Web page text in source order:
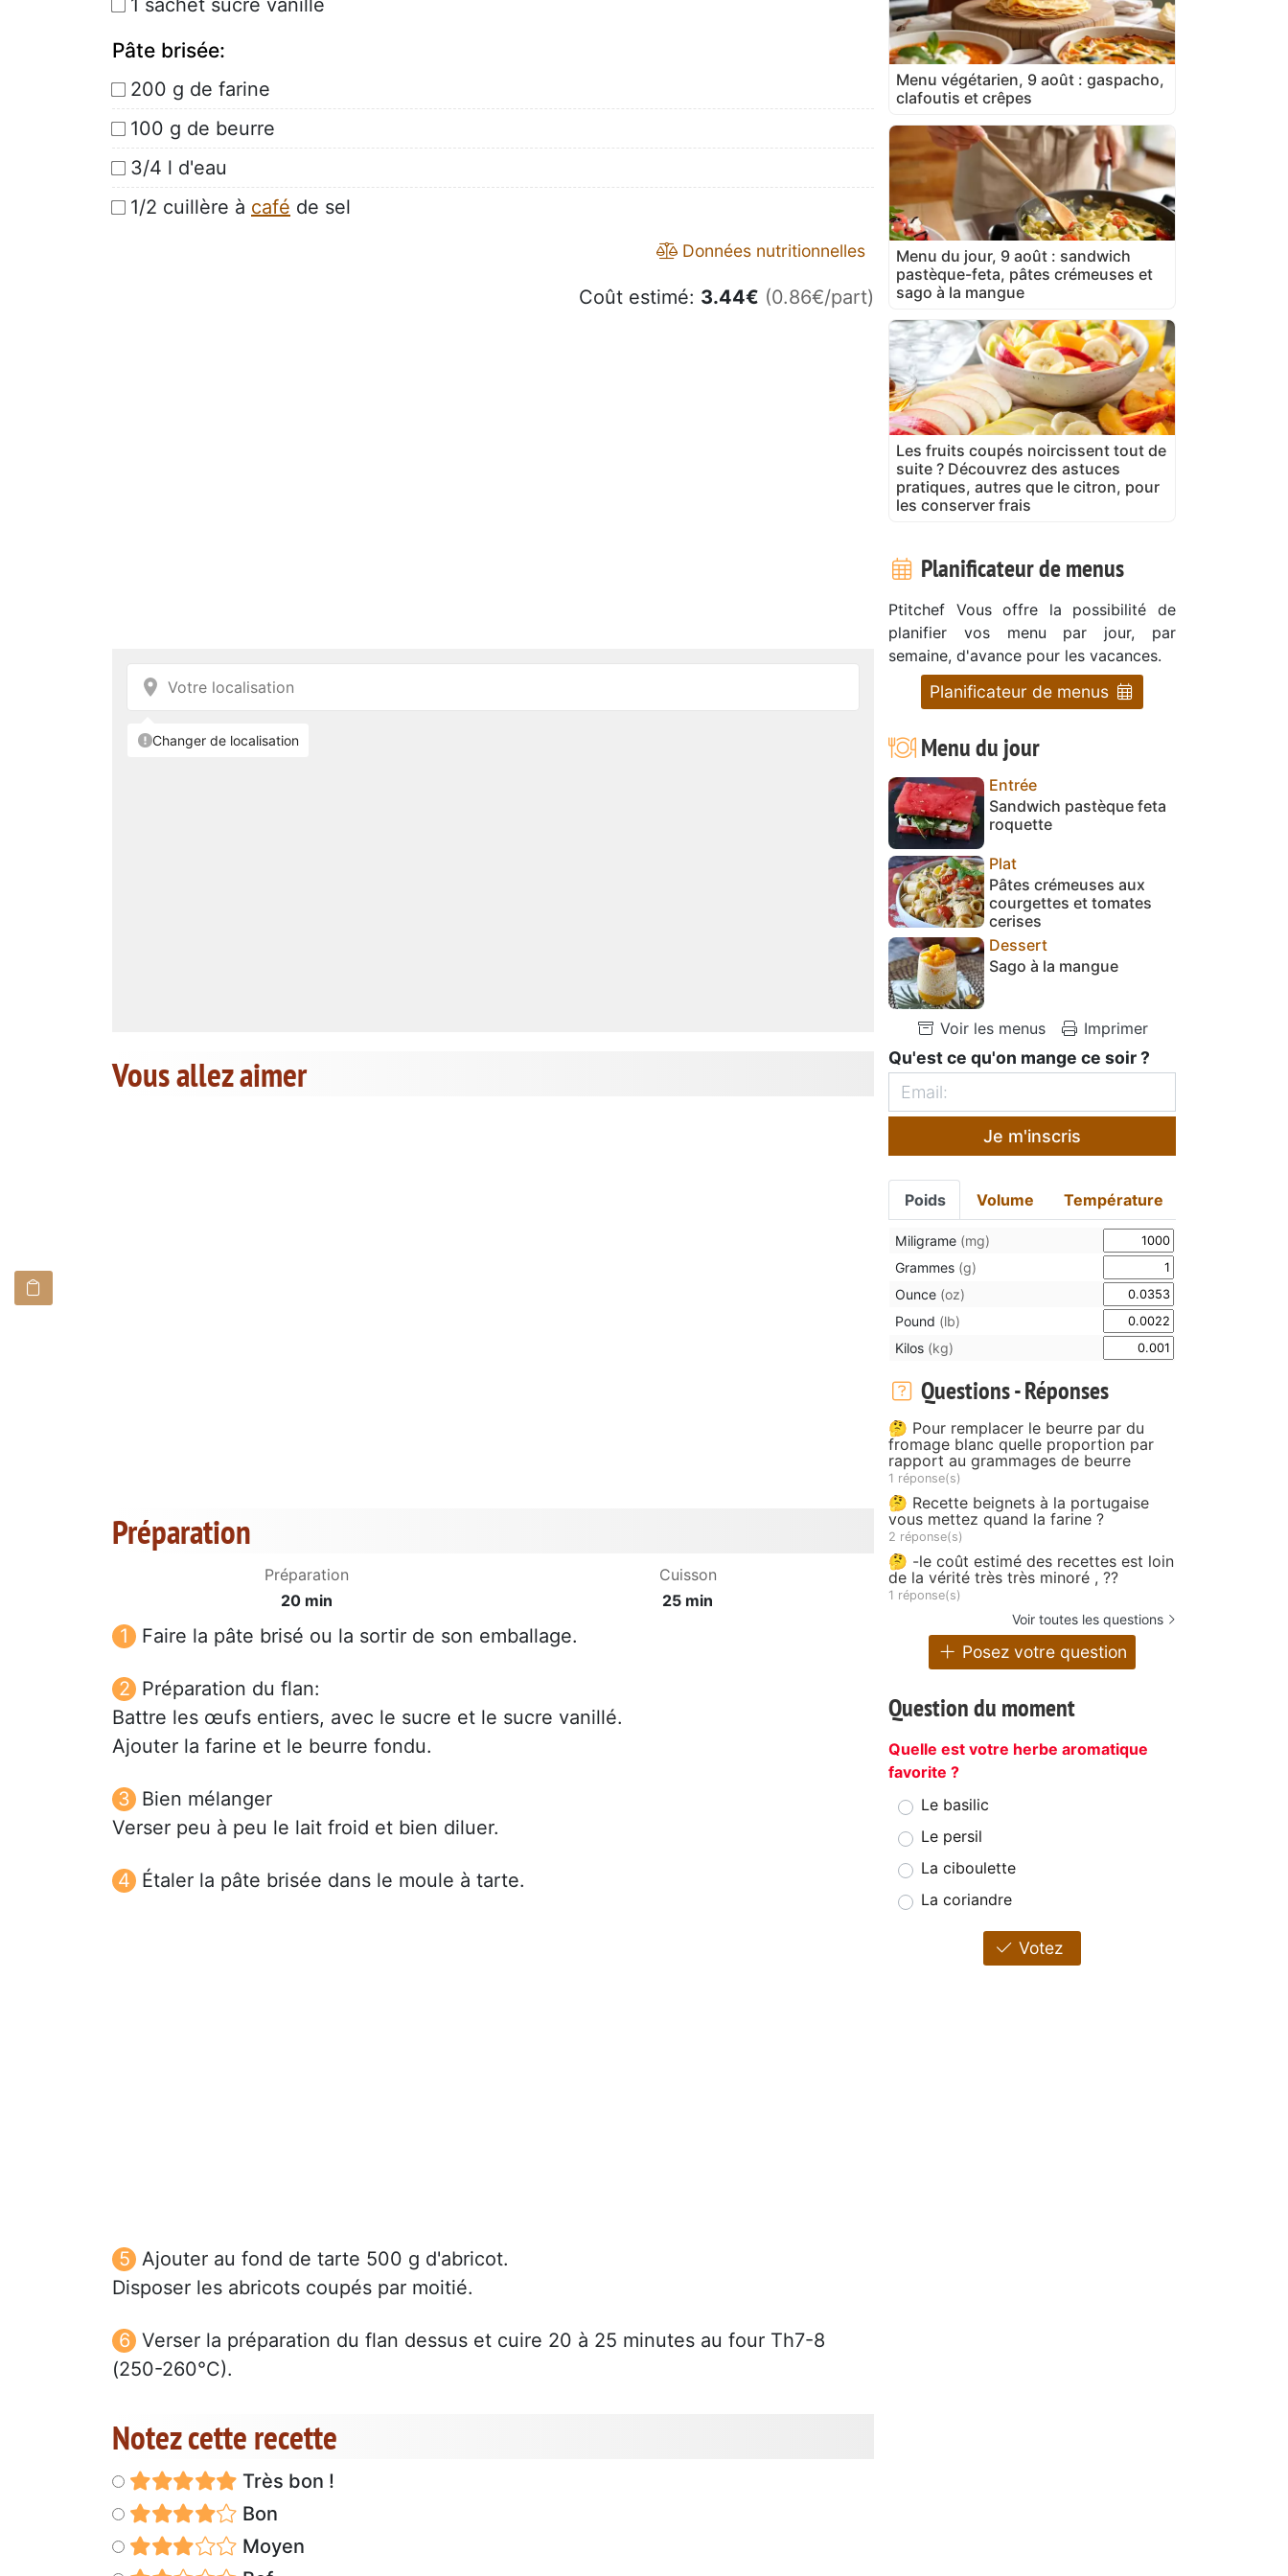
Pâte brisée:
200 g de farine
100 g de beurre
3/4 l d'eau
1/2 cuillère à café de sel
Données nutritionnelles
Coût estimé: 3.44€ (0.86€/part)
Vous allez aimer
Préparation
Préparation
20 min
Cuisson
25 min
Faire la pâte brisé ou la sortir de son emballage.
Préparation du flan:
Battre les œufs entiers, avec le sucre et le sucre vanillé.
Ajouter la farine et le beurre fondu.
Bien mélanger
Verser peu à peu le lait froid et bien diluer.
Étaler la pâte brisée dans le moule à tarte.
Ajouter au fond de tarte 500 g d'abricot.
Disposer les abricots coupés par moitié.
Verser la préparation du flan dessus et cuire 20 à 25 minutes au four Th7-8
(250-260°C).
Notez cette recette
Très bon !
Bon
Moyen
Menu végétarien, 9 août : gaspacho,
clafoutis et crêpes
Menu du jour, 9 août : sandwich
pastèque-feta, pâtes crémeuses et
sago à la mangue
Les fruits coupés noircissent tout de
suite ? Découvrez des astuces
pratiques, autres que le citron, pour
les conserver frais
Planificateur de menus
Ptitchef Vous offre la possibilité de
planifier vos menu par jour, par
semaine, d'avance pour les vacances.
Planificateur de menus
Menu du jour
Entrée
Sandwich pastèque feta
roquette
Plat
Pâtes crémeuses aux
courgettes et tomates
cerises
Dessert
Sago à la mangue
Voir les menus Imprimer
Qu'est ce qu'on mange ce soir ?
Je m'inscris
Poids Volume Température
Miligrame (mg)
Grammes (g)
Ounce (oz)
Pound (lb)
Kilos (kg)
Questions - Réponses
🤔 Pour remplacer le beurre par du
fromage blanc quelle proportion par
rapport au grammages de beurre
1 réponse(s)
🤔 Recette beignets à la portugaise
vous mettez quand la farine ?
2 réponse(s)
🤔 -le coût estimé des recettes est loin
de la vérité très très minoré , ??
1 réponse(s)
Voir toutes les questions
Posez votre question
Question du moment
Quelle est votre herbe aromatique
favorite ?
Le basilic
Le persil
La ciboulette
La coriandre
Votez